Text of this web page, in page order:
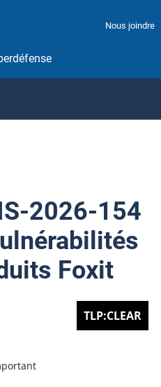
Nous joindre
2026-154
Foxit
TLP:CLEAR